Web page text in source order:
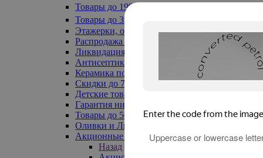
Товары до 199₽
Товары до 399₽
Этажерки, обувницы
Распродажа текстиля до -50%
Ликвидация до -70%
Антисептики
Керамика по 129 руб
Скидки до 70%
Детские товары
Гарантия низкой цены
Товары до 500 руб
Оливки и Лимоны
Акционные товары
Назад